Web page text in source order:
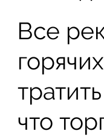
Все
что